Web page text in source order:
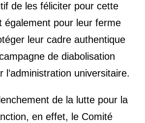
de les féliciter pour cette
également pour leur ferme
leur cadre authentique
de diabolisation
l’administration universitaire.
de la lutte pour la
en effet, le Comité